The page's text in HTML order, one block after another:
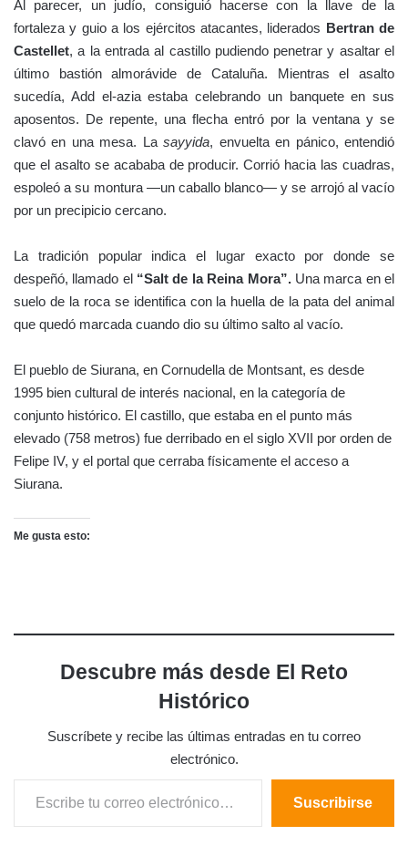
Al parecer, un judío, consiguió hacerse con la llave de la
fortaleza y guio a los ejércitos atacantes, liderados Bertran de
Castellet, a la entrada al castillo pudiendo penetrar y asaltar el
último bastión almorávide de Cataluña. Mientras el asalto
sucedía, Add el-azia estaba celebrando un banquete en sus
aposentos. De repente, una flecha entró por la ventana y se
clavó en una mesa. Lasayyida, envuelta en pánico, entendió
que el asalto se acababa de producir. Corrió hacia las cuadras,
espoleó a su montura —un caballo blanco— y se arrojó al vacío
por un precipicio cercano.
La tradición popular indica el lugar exacto por donde se
despeñó, llamado el “Salt de la Reina Mora”.Una marca en el
suelo de la roca se identifica con la huella de la pata del animal
que quedó marcada cuando dio su último salto al vacío.
El pueblo de Siurana, en Cornudella de Montsant, es desde
1995 bien cultural de interés nacional, en la categoría de
conjunto histórico. El castillo, que estaba en el punto más
elevado (758 metros) fue derribado en el siglo XVII por orden de
Felipe IV, y el portal que cerraba físicamente el acceso a
Siurana.
Me gusta esto:
Descubre más desde El Reto
Histórico
Suscríbete y recibe las últimas entradas en tu correo
electrónico.
Escribe tu correo electrónico…
Suscribirse